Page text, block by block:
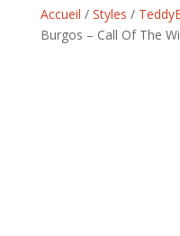
Accueil / Styles /
Burgos – Call Of The